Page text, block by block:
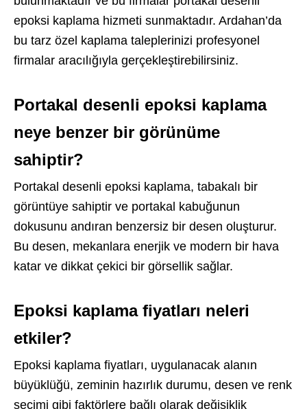
epoksi kaplama hizmeti sunmaktadır. Ardahan’da
bu tarz özel kaplama taleplerinizi profesyonel
firmalar aracılığıyla gerçekleştirebilirsiniz.
Portakal desenli epoksi kaplama
neye benzer bir görünüme
sahiptir?
Portakal desenli epoksi kaplama, tabakalı bir
görüntüye sahiptir ve portakal kabuğunun
dokusunu andıran benzersiz bir desen oluşturur.
Bu desen, mekanlara enerjik ve modern bir hava
katar ve dikkat çekici bir görsellik sağlar.
Epoksi kaplama fiyatları neleri
etkiler?
Epoksi kaplama fiyatları, uygulanacak alanın
büyüklüğü, zeminin hazırlık durumu, desen ve renk
seçimi gibi faktörlere bağlı olarak değişiklik